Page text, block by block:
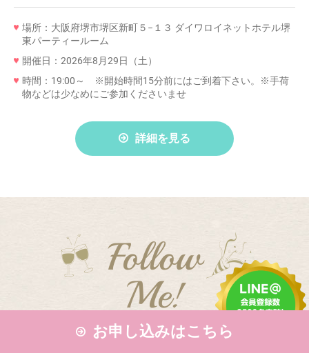
お申し込みはこちら
場所：大阪府堺市堺区新町５−１３ ダイワロイネットホテル堺
東パーティールーム
開催日：2026年8月29日（土）
時間：19:00～ ※開始時間15分前にはご到着下さい。※手荷
物などは少なめにご参加くださいませ
詳細を見る
Follow
Me!
婚活パーセントでは